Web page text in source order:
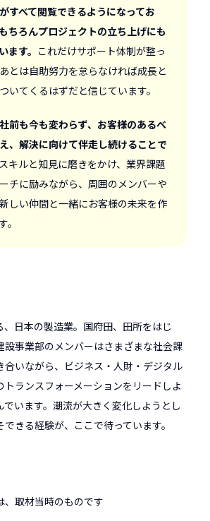
すべて閲覧できるようになってお
ちろんプロジェクトの立ち上げにも
ます。 これだけサポート体制が整っ
とは自助努力を怠らなければ成長と
いてくるはずだと信じています。
前も今も変わらず、お客様のあるべ
、解決に向けて伴走し続けることで
キルと知見に磨きをかけ、業界課題
チに励みながら、周囲のメンバーや
しい仲間と一緒にお客様の未来を作
。
、日本の製造業。国府田、田所をはじ
設事業部のメンバーはさまざまな社会課
合いながら、ビジネス・人財・デジタル
トランスフォーメーションをリードしよ
でいます。潮流が大きく変化しようとし
きる経験が、ここで待っています。
取材当時のものです